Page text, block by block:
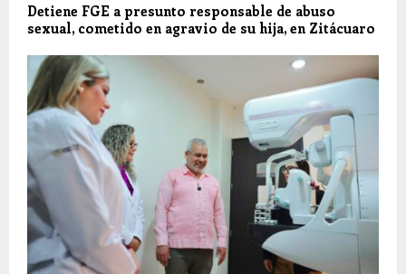
Detiene FGE a presunto responsable de abuso
sexual, cometido en agravio de su hija, en Zitácuaro